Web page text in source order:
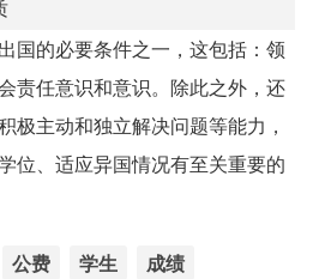
国的必要条件之一，这包括：领
责任意识和意识。除此之外，还
极主动和独立解决问题等能力，
位、适应异国情况有至关重要的
公费 学生 成绩